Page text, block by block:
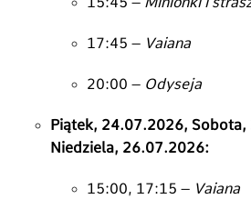
17:45 – Vaiana
20:00 – Odyseja
Piątek, 24.07.2026,
Niedziela, 26.07.2026:
15:00, 17:15 – Vaiana